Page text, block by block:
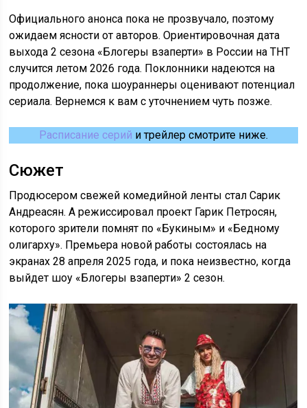
Официального анонса пока не прозвучало, поэтому
ожидаем ясности от авторов. Ориентировочная дата
выхода 2 сезона «Блогеры взаперти» в России на ТНТ
случится летом 2026 года. Поклонники надеются на
продолжение, пока шоураннеры оценивают потенциал
сериала. Вернемся к вам с уточнением чуть позже.
Расписание серий и трейлер смотрите ниже.
Сюжет
Продюсером свежей комедийной ленты стал Сарик
Андреасян. А режиссировал проект Гарик Петросян,
которого зрители помнят по «Букиным» и «Бедному
олигарху». Премьера новой работы состоялась на
экранах 28 апреля 2025 года, и пока неизвестно, когда
выйдет шоу «Блогеры взаперти» 2 сезон.